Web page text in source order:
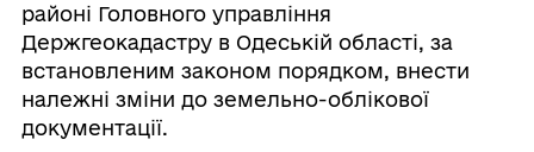
районі Головного управління
Держгеокадастру в Одеській області, за
встановленим законом порядком, внести
належні зміни до земельно-облікової
документації.